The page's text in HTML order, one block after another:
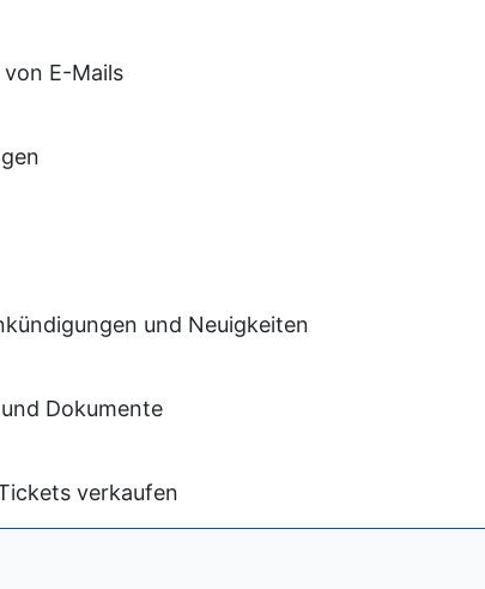
E-Mails
und Neuigkeiten
Dokumente
verkaufen